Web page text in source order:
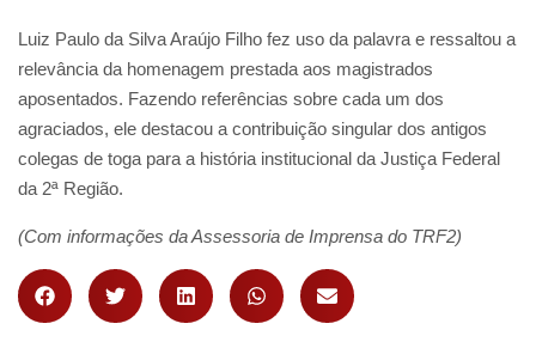
Luiz Paulo da Silva Araújo Filho fez uso da palavra e ressaltou a
relevância da homenagem prestada aos magistrados
aposentados. Fazendo referências sobre cada um dos
agraciados, ele destacou a contribuição singular dos antigos
colegas de toga para a história institucional da Justiça Federal
da 2ª Região.
(Com informações da Assessoria de Imprensa do TRF2)